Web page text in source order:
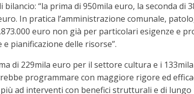
“la prima di 950mila euro, la seconda di
In pratica l’amministrazione comunale,
euro non già per particolari esigenze e
pianificazione delle risorse”.
di 229mila euro per il settore cultura e i
programmare con maggiore rigore ed
ad interventi con benefici strutturali e di